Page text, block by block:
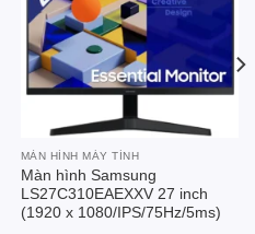
MÀN HÌNH MÁY TÍNH
Màn hình Samsung
LS27C310EAEXXV 27 inch
(1920 x 1080/IPS/75Hz/5ms)